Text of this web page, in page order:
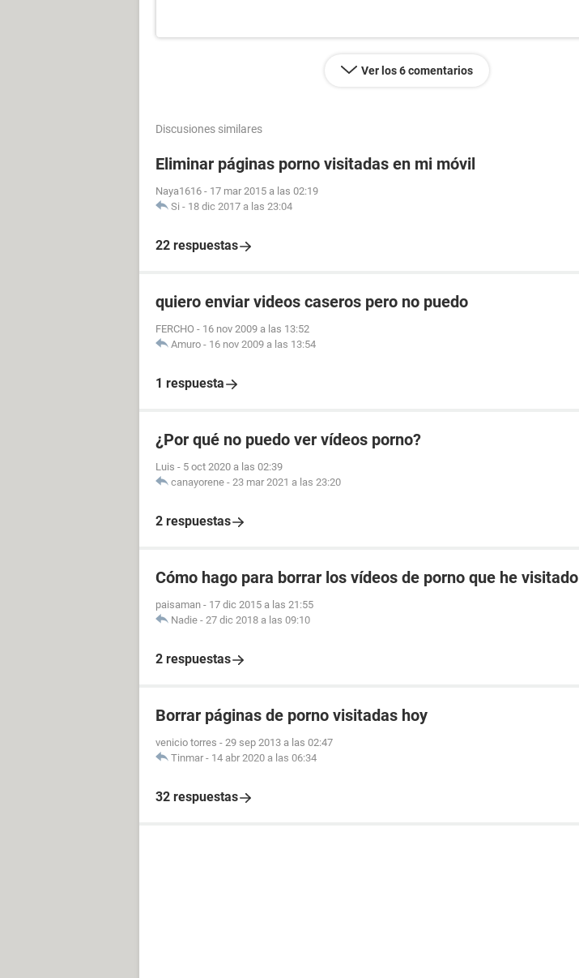
Ver los 6 comentarios
Discusiones similares
Eliminar páginas porno visitadas en mi móvil
Naya1616 - 17 mar 2015 a las 02:19
Si - 18 dic 2017 a las 23:04
22 respuestas
quiero enviar videos caseros pero no puedo
FERCHO - 16 nov 2009 a las 13:52
Amuro - 16 nov 2009 a las 13:54
1 respuesta
¿Por qué no puedo ver vídeos porno?
Luis - 5 oct 2020 a las 02:39
canayorene - 23 mar 2021 a las 23:20
2 respuestas
Cómo hago para borrar los vídeos de porno que he visitado
paisaman - 17 dic 2015 a las 21:55
Nadie - 27 dic 2018 a las 09:10
2 respuestas
Borrar páginas de porno visitadas hoy
venicio torres - 29 sep 2013 a las 02:47
Tinmar - 14 abr 2020 a las 06:34
32 respuestas